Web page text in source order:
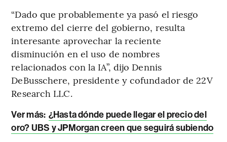
“Dado que probablemente ya pasó el riesgo
extremo del cierre del gobierno, resulta
interesante aprovechar la reciente
disminución en el uso de nombres
relacionados con la IA”, dijo Dennis
DeBusschere, presidente y cofundador de 22V
Research LLC.
Ver más: ¿Hasta dónde puede llegar el precio del
oro? UBS y JPMorgan creen que seguirá subiendo